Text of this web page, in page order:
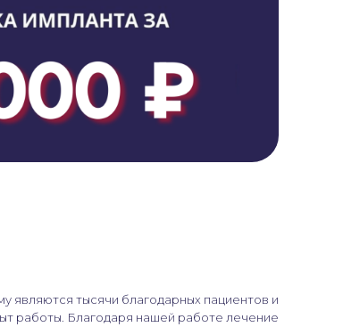
являются тысячи благодарных пациентов и
работы. Благодаря нашей работе лечение